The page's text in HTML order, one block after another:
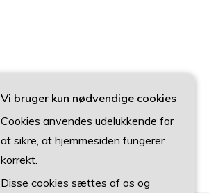
Vi bruger kun nødvendige cookies
Cookies anvendes udelukkende for
at sikre, at hjemmesiden fungerer
korrekt.
Disse cookies sættes af os og